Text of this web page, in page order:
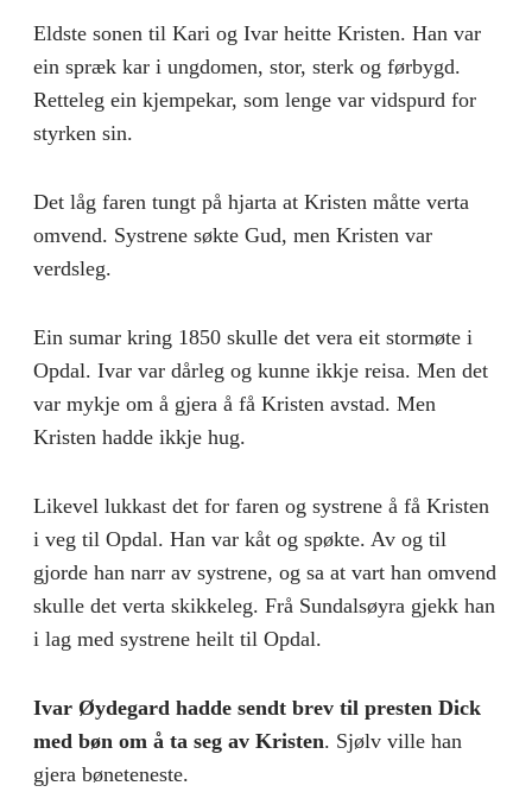
Eldste sonen til Kari og Ivar heitte Kristen. Han var
ein spræk kar i ungdomen, stor, sterk og førbygd.
Retteleg ein kjempekar, som lenge var vidspurd for
styrken sin.
Det låg faren tungt på hjarta at Kristen måtte verta
omvend. Systrene søkte Gud, men Kristen var
verdsleg.
Ein sumar kring 1850 skulle det vera eit stormøte i
Opdal. Ivar var dårleg og kunne ikkje reisa. Men det
var mykje om å gjera å få Kristen avstad. Men
Kristen hadde ikkje hug.
Likevel lukkast det for faren og systrene å få Kristen
i veg til Opdal. Han var kåt og spøkte. Av og til
gjorde han narr av systrene, og sa at vart han omvend
skulle det verta skikkeleg. Frå Sundalsøyra gjekk han
i lag med systrene heilt til Opdal.
Ivar Øydegard hadde sendt brev til presten Dick
med bøn om å ta seg av Kristen. Sjølv ville han
gjera bøneteneste.